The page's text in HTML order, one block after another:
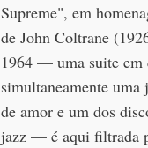
Supreme", em
de John Coltrane
1964 — uma suite em
simultaneamente
de amor e um dos
jazz — é aqui filtrada